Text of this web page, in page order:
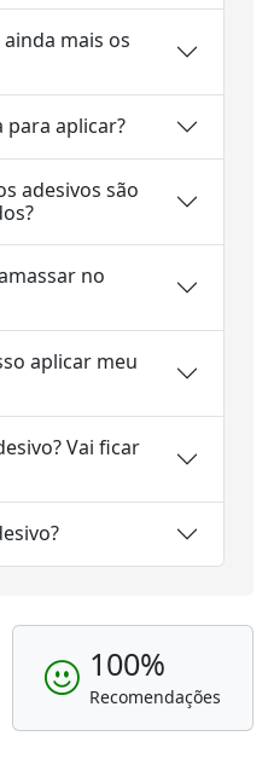
mais os
para aplicar?
adesivos são
no
aplicar meu
Vai ficar
100%
Recomendações